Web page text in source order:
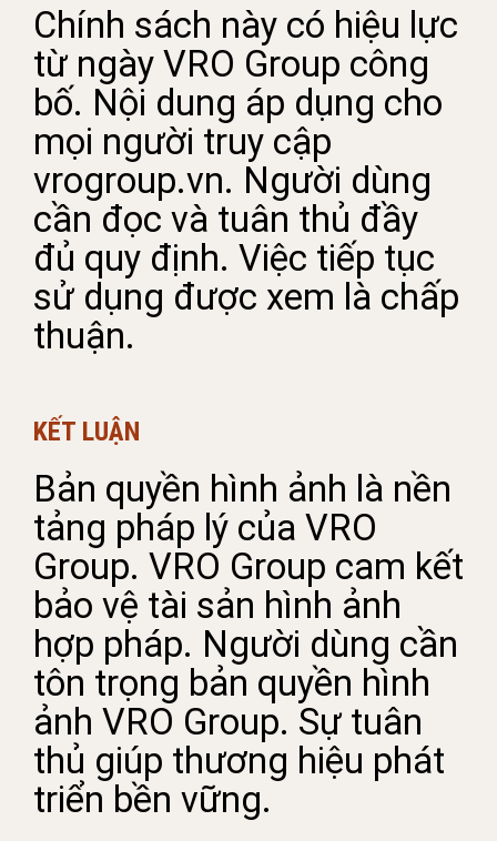
Chính sách này có hiệu lực
từ ngày VRO Group công
bố. Nội dung áp dụng cho
mọi người truy cập
vrogroup.vn. Người dùng
cần đọc và tuân thủ đầy
đủ quy định. Việc tiếp tục
sử dụng được xem là chấp
thuận.
KẾT LUẬN
Bản quyền hình ảnh là nền
tảng pháp lý của VRO
Group. VRO Group cam kết
bảo vệ tài sản hình ảnh
hợp pháp. Người dùng cần
tôn trọng bản quyền hình
ảnh VRO Group. Sự tuân
thủ giúp thương hiệu phát
triển bền vững.